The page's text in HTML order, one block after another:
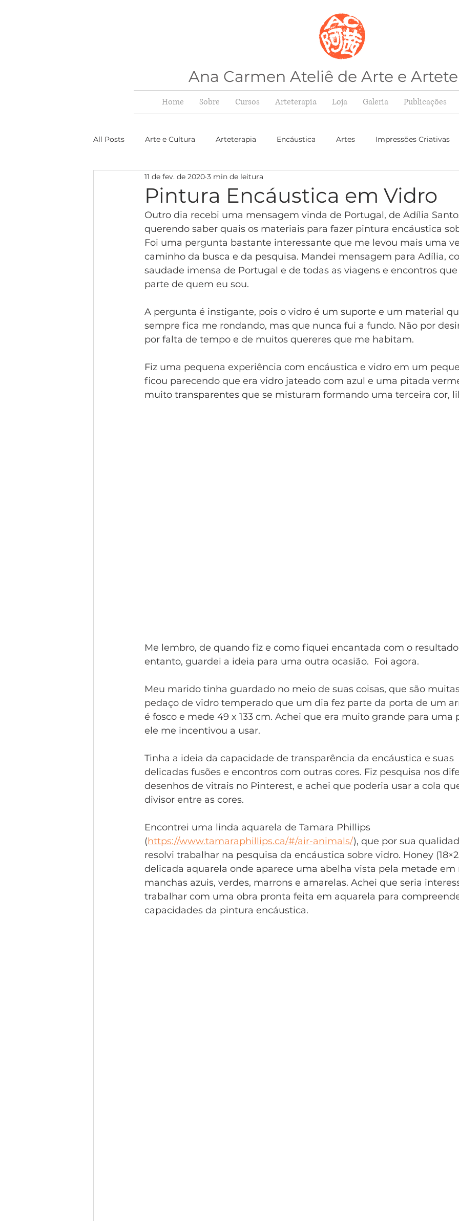
Ana Carmen Ateliê de Arte e
Home Sobre Cursos Arteterapia Loja Galeria Publicações
All Posts Arte e Cultura Arteterapia Encáustica Artes Impressões Criativas
Pintura Encáustica em Vidro
11 de fev. de 2020 3 min de leitura
Outro dia recebi uma mensagem vinda de Portugal, de Adília
querendo saber quais os materiais para fazer pintura encáustica
Foi uma pergunta bastante interessante que me levou mais uma
caminho da busca e da pesquisa. Mandei mensagem para Adília,
saudade imensa de Portugal e de todas as viagens e encontros
parte de quem eu sou.
A pergunta é instigante, pois o vidro é um suporte e um material
sempre fica me rondando, mas que nunca fui a fundo. Não por
por falta de tempo e de muitos quereres que me habitam.
Fiz uma pequena experiência com encáustica e vidro em um
ficou parecendo que era vidro jateado com azul e uma pitada
muito transparentes que se misturam formando uma terceira cor,
Me lembro, de quando fiz e como fiquei encantada com o
entanto, guardei a ideia para uma outra ocasião.  Foi agora.
Meu marido tinha guardado no meio de suas coisas, que são
pedaço de vidro temperado que um dia fez parte da porta de um
é fosco e mede 49 x 133 cm. Achei que era muito grande para uma
ele me incentivou a usar.
Tinha a ideia da capacidade de transparência da encáustica e suas
delicadas fusões e encontros com outras cores. Fiz pesquisa nos
desenhos de vitrais no Pinterest, e achei que poderia usar a cola
divisor entre as cores.
Encontrei uma linda aquarela de Tamara Phillips
(https://www.tamaraphillips.ca/#/air-animals/), que por sua
resolvi trabalhar na pesquisa da encáustica sobre vidro. Honey
delicada aquarela onde aparece uma abelha vista pela metade
manchas azuis, verdes, marrons e amarelas. Achei que seria
trabalhar com uma obra pronta feita em aquarela para
capacidades da pintura encáustica.